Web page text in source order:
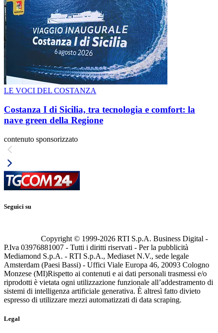
LE VOCI DEL COSTANZA
Costanza I di Sicilia, tra tecnologia e comfort: la
nave green della Regione
contenuto sponsorizzato
Seguici su
Copyright © 1999-2026 RTI S.p.A. Business Digital -
P.Iva 03976881007 - Tutti i diritti riservati - Per la pubblicità
Mediamond S.p.A. - RTI S.p.A., Mediaset N.V., sede legale
Amsterdam (Paesi Bassi) - Uffici Viale Europa 46, 20093 Cologno
Monzese (MI)Rispetto ai contenuti e ai dati personali trasmessi e/o
riprodotti è vietata ogni utilizzazione funzionale all’addestramento di
sistemi di intelligenza artificiale generativa. È altresì fatto divieto
espresso di utilizzare mezzi automatizzati di data scraping.
Legal